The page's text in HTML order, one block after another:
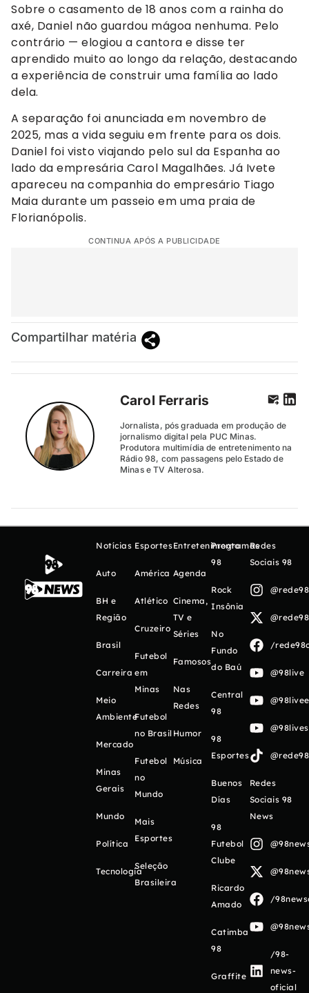
Sobre o casamento de 18 anos com a rainha do
axé, Daniel não guardou mágoa nenhuma. Pelo
contrário — elogiou a cantora e disse ter
aprendido muito ao longo da relação, destacando
a experiência de construir uma família ao lado
dela.
A separação foi anunciada em novembro de
2025, mas a vida seguiu em frente para os dois.
Daniel foi visto viajando pelo sul da Espanha ao
lado da empresária Carol Magalhães. Já Ivete
apareceu na companhia do empresário Tiago
Maia durante um passeio em uma praia de
Florianópolis.
CONTINUA APÓS A PUBLICIDADE
Compartilhar matéria
Carol Ferraris
Jornalista, pós graduada em produção de
jornalismo digital pela PUC Minas.
Produtora multimídia de entretenimento na
Rádio 98, com passagens pelo Estado de
Minas e TV Alterosa.
Notícias
Auto
BH e
Região
Brasil
Carreira
Meio
Ambiente
Mercado
Minas
Gerais
Mundo
Política
Tecnologia
Esportes
América
Atlético
Cruzeiro
Futebol
em
Minas
Futebol
no Brasil
Futebol
no
Mundo
Mais
Esportes
Seleção
Brasileira
Entretenimento
Agenda
Cinema,
TV e
Séries
Famosos
Nas
Redes
Humor
Música
Programas
98
Rock
Insônia
No
Fundo
do Baú
Central
98
98
Esportes
Buenos
Días
98
Futebol
Clube
Ricardo
Amado
Catimba
98
Graffite
Redes
Sociais 98
/
@98live
Redes
Sociais 98
News
/
/98-
news-
oficial